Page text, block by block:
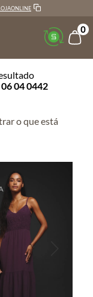
0
04 0442
o que está